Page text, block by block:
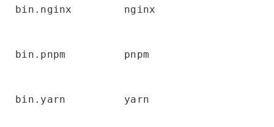
bin.nginx nginx
bin.pnpm pnpm
bin.yarn yarn